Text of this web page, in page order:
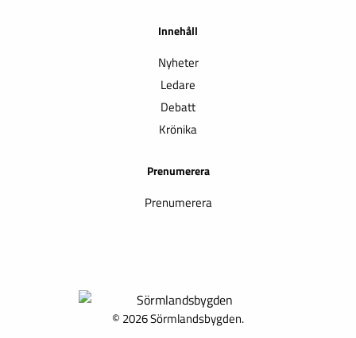
Innehåll
Nyheter
Ledare
Debatt
Krönika
Prenumerera
Prenumerera
© 2026 Sörmlandsbygden.